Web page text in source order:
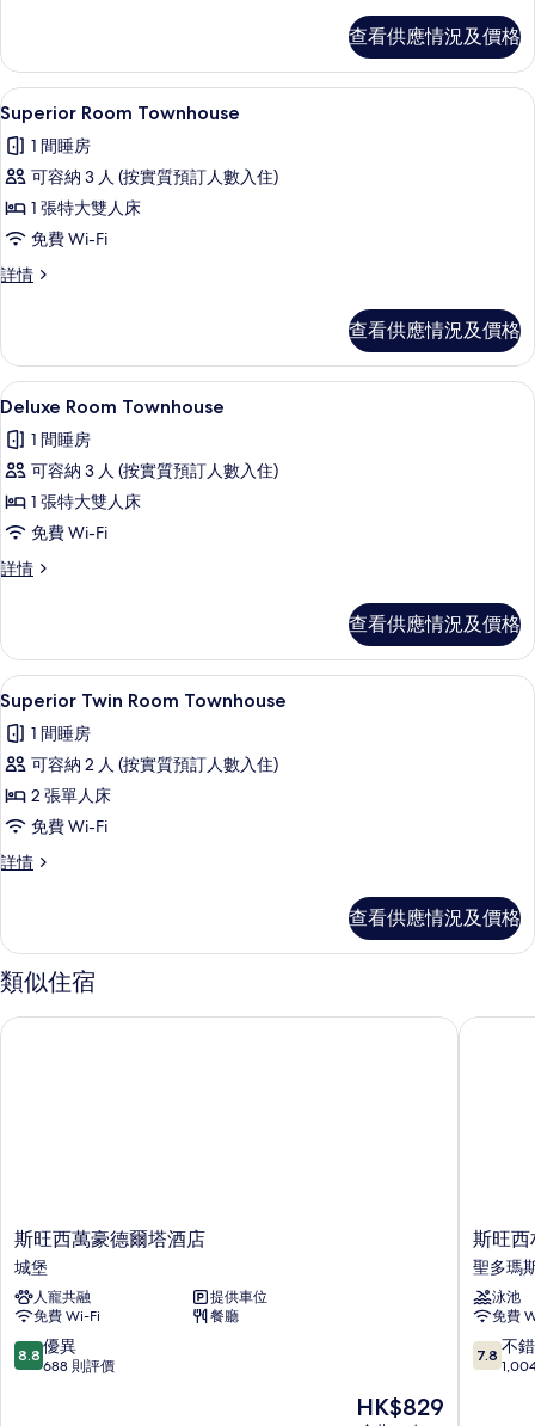
相
片
詳
情
查看供應情況及價格
載
入
所
有
Superior
Room
Townhouse
片
Superior Room Townhouse | 埃及棉
4
Superior Room Townhouse
1 間睡房
可容納 3 人 (按實質預訂人數入住)
1 張特大雙人床
免費 Wi-Fi
詳情
Superior
情
查看供應情況及價格
載
入
所
有
Deluxe
Room
Townhouse
片
Deluxe Room Townhouse | 埃及棉床
4
Deluxe Room Townhouse
1 間睡房
可容納 3 人 (按實質預訂人數入住)
1 張特大雙人床
免費 Wi-Fi
詳情
Deluxe
情
查看供應情況及價格
載
入
所
有
Superior
Twin
Room
相
片
Superior Twin Room Townhouse | 埃
4
Superior Twin Room Townhouse
1 間睡房
可容納 2 人 (按實質預訂人數入住)
2 張單人床
免費 Wi-Fi
詳情
Superior
詳
情
查看供應情況及價格
類似住宿
斯
旺
西
萬
豪
德
爾
斯旺西萬豪德爾塔酒店
城堡
人寵共融
提供車位
免費 Wi-Fi
餐廳
8.8
分
8.8 優異
688 則評價
現
HK$829
斯旺西萬豪德爾塔酒店
斯
旺
西
村
城
市
渡
斯旺西
聖多瑪
泳池
免費
7.8
分
7.8 不錯
斯旺西